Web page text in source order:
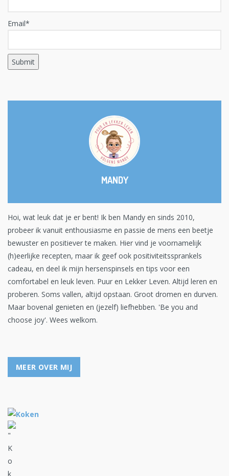
Email*
MANDY
Hoi, wat leuk dat je er bent! Ik ben Mandy en sinds 2010,
probeer ik vanuit enthousiasme en passie de mens een beetje
bewuster en positiever te maken. Hier vind je voornamelijk
(h)eerlijke recepten, maar ik geef ook positiviteitssprankels
cadeau, en deel ik mijn hersenspinsels en tips voor een
comfortabel en leuk leven. Puur en Lekker Leven. Altijd leren en
proberen. Soms vallen, altijd opstaan. Groot dromen en durven.
Maar bovenal genieten en (jezelf) liefhebben. 'Be you and
choose joy'. Wees welkom.
MEER OVER MIJ